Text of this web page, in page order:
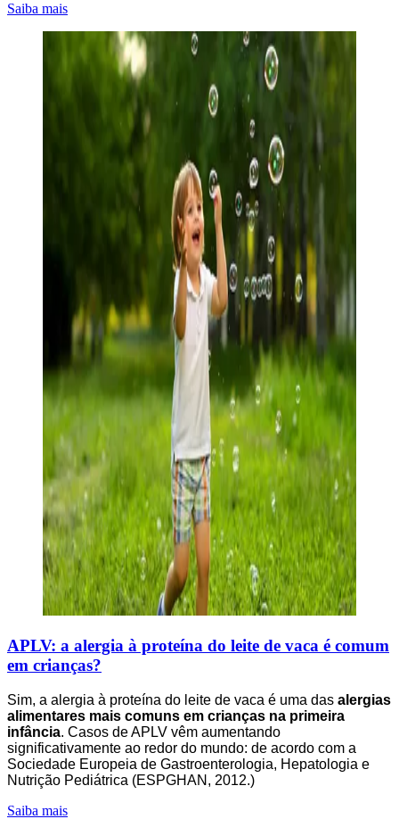
Saiba mais
APLV: a alergia à proteína do leite de vaca é comum
em crianças?
Sim, a alergia à proteína do leite de vaca é uma das alergias
alimentares mais comuns em crianças na primeira
infância. Casos de APLV vêm aumentando
significativamente ao redor do mundo: de acordo com a
Sociedade Europeia de Gastroenterologia, Hepatologia e
Nutrição Pediátrica (ESPGHAN, 2012.)
Saiba mais